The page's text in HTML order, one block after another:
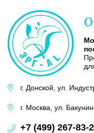
г. Донской, ул.
г. Москва, ул.
+7 (499) 267-83-